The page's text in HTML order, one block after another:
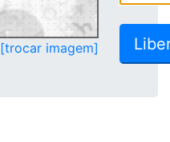
[trocar imagem]